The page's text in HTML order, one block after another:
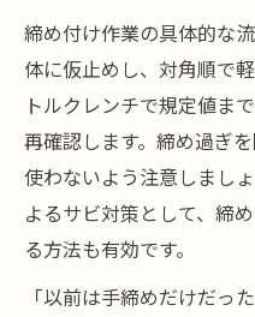
締め付け作業の具体的な
体に仮止めし、対角順で
トルクレンチで規定値ま
再確認します。締め過ぎ
使わないよう注意しまし
よるサビ対策として、締
る方法も有効です。
「以前は手締めだけだっ